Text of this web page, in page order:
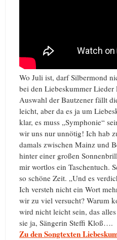
Wo Juli ist, darf Silbermond
bei den Liebeskummer
Auswahl der Bautzener fällt
leicht, aber da es ja um
klar, es muss „Symphonie“
wir uns nur unnötig! Ich hab
damals zwischen Mainz und
hinter einer großen
mir wortlos ein Taschentuch.
so schöne Zeit. „Und es
Ich versteh nicht ein Wort
wir zu viel versucht? Warum
wird nicht leicht sein, das
sie ja, Sängerin Steffi Kloß….
Zu den Songtexten